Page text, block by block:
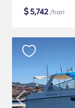
$5,742/hari